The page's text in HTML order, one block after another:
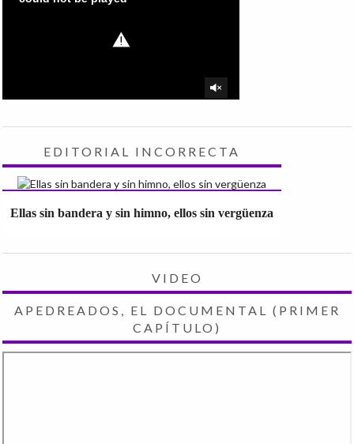
EDITORIAL INCORRECTA
Ellas sin bandera y sin himno, ellos sin vergüenza
VIDEO
APEDREADOS, EL DOCUMENTAL (PRIMER
CAPÍTULO)